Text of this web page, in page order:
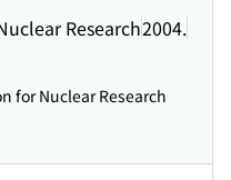
Research2004.
for Nuclear Research